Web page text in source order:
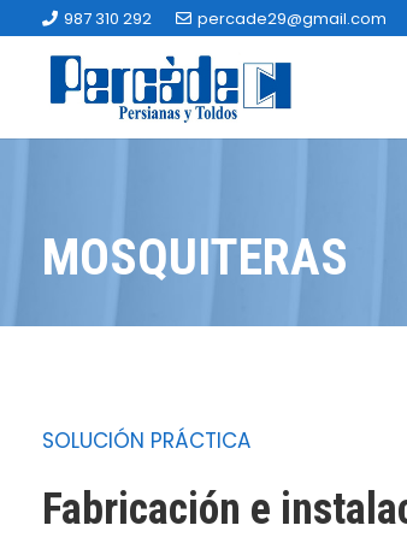
987 310 292 percade29@gmail.com
MOSQUITERAS
SOLUCIÓN PRÁCTICA
Fabricación e